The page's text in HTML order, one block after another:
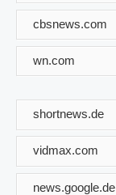
cbsnews.com
wn.com
shortnews.de
vidmax.com
news.google.de